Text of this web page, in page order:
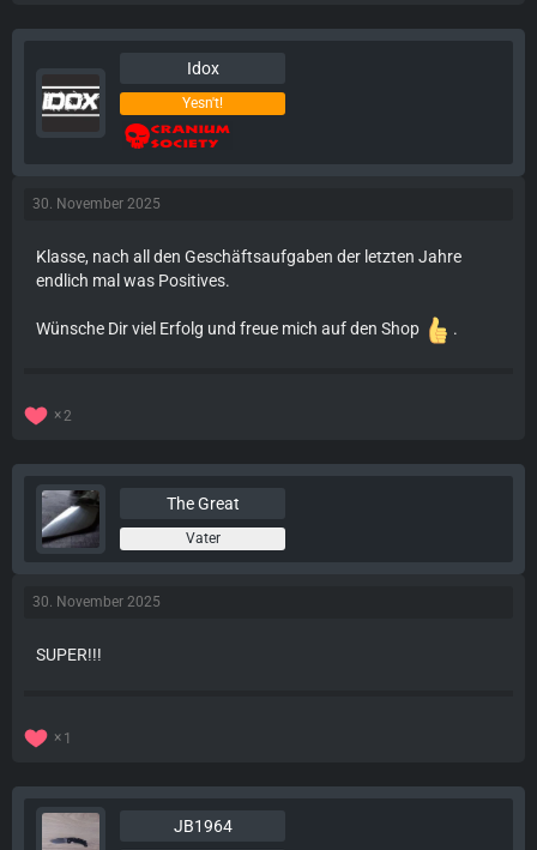
Idox
Yesn't!
30. November 2025
Klasse, nach all den Geschäftsaufgaben der letzten Jahre
endlich mal was Positives.
Wünsche Dir viel Erfolg und freue mich auf den Shop .
2
The Great
Vater
30. November 2025
SUPER!!!
1
JB1964